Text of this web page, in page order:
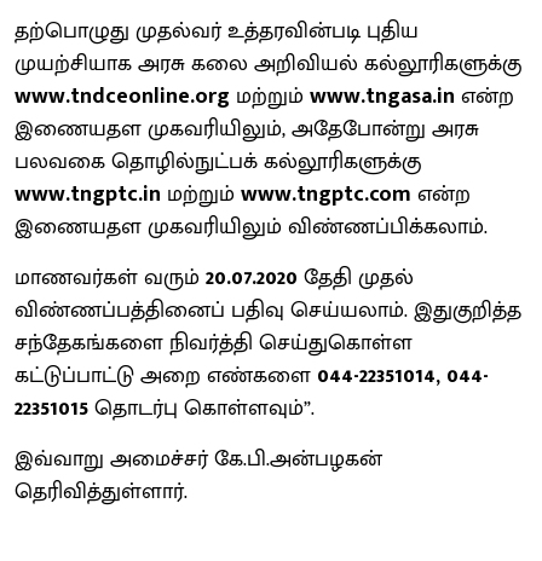
தற்பொழுது முதல்வர் உத்தரவின்படி புதிய
முயற்சியாக அரசு கலை அறிவியல் கல்லூரிகளுக்கு
www.tndceonline.org மற்றும் www.tngasa.in என்ற
இணையதள முகவரியிலும், அதேபோன்று அரசு
பலவகை தொழில்நுட்பக் கல்லூரிகளுக்கு
www.tngptc.in மற்றும் www.tngptc.com என்ற
இணையதள முகவரியிலும் விண்ணப்பிக்கலாம்.
மாணவர்கள் வரும் 20.07.2020 தேதி முதல்
விண்ணப்பத்தினைப் பதிவு செய்யலாம். இதுகுறித்த
சந்தேகங்களை நிவர்த்தி செய்துகொள்ள
கட்டுப்பாட்டு அறை எண்களை 044-22351014, 044-
22351015தொடர்பு கொள்ளவும்”.
இவ்வாறு அமைச்சர் கே.பி.அன்பழகன்
தெரிவித்துள்ளார்.